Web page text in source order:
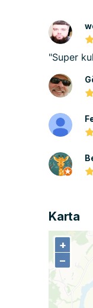
"Super
Karta
+
−
+
−